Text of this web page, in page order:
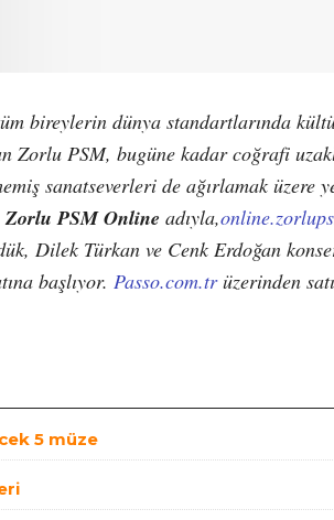
bireylerin dünya standartlarında
Zorlu PSM, bugüne kadar coğrafi
sanatseverleri de ağırlamak
Zorlu PSM Online adıyla,
Dilek Türkan ve Cenk Erdoğan
başlıyor. Passo.com.trüzerinden
5 müze